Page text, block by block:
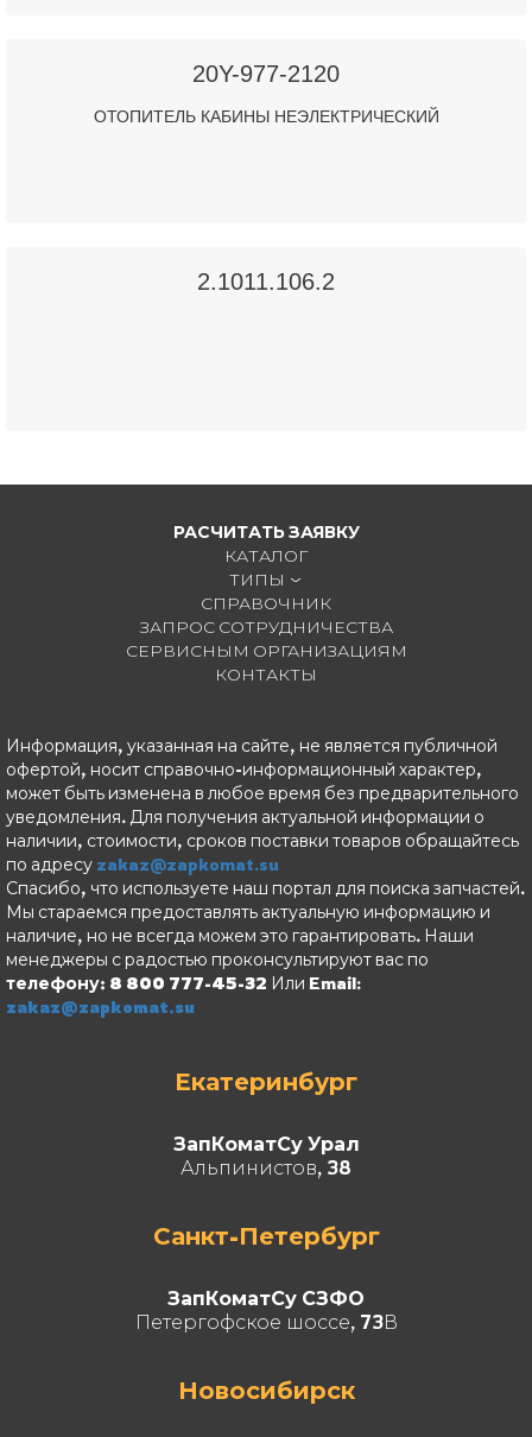
20Y-977-2120
ОТОПИТЕЛЬ КАБИНЫ НЕЭЛЕКТРИЧЕСКИЙ
2.1011.106.2
РАСЧИТАТЬ ЗАЯВКУ
КАТАЛОГ
ТИПЫ
СПРАВОЧНИК
ЗАПРОС СОТРУДНИЧЕСТВА
СЕРВИСНЫМ ОРГАНИЗАЦИЯМ
КОНТАКТЫ
Информация, указанная на сайте, не является публичной
офертой, носит справочно-информационный характер,
может быть изменена в любое время без предварительного
уведомления. Для получения актуальной информации о
наличии, стоимости, сроков поставки товаров обращайтесь
по адресу zakaz@zapkomat.su
Спасибо, что используете наш портал для поиска запчастей.
Мы стараемся предоставлять актуальную информацию и
наличие, но не всегда можем это гарантировать. Наши
менеджеры с радостью проконсультируют вас по
телефону: 8 800 777-45-32 Или Email:
zakaz@zapkomat.su
Екатеринбург
ЗапКоматСу Урал
Альпинистов, 38
Санкт-Петербург
ЗапКоматСу СЗФО
Петергофское шоссе, 73В
Новосибирск